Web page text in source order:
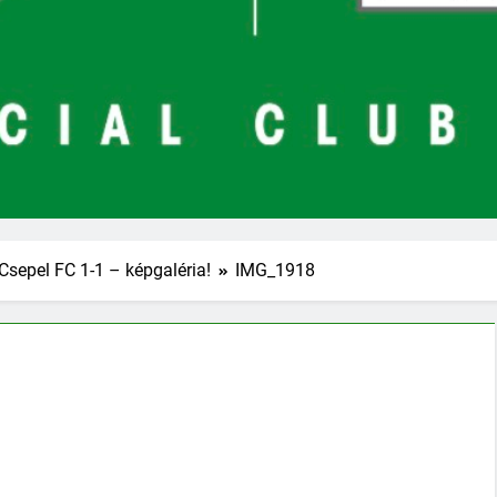
FC 1-1 – képgaléria! IMG_1918